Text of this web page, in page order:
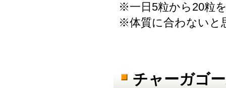
※一日5粒から20粒
※体質に合わないと
チャーガゴ